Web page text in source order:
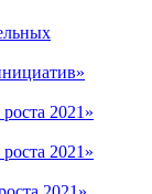
2021»
2021»